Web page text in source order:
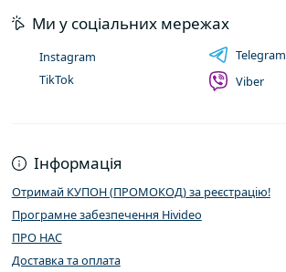
Інформація
Отримай КУПОН (ПРОМОКОД) за реєстрацію!
Програмне забезпечення Hivideo
ПРО НАС
Доставка та оплата
Ми у соціальних мережах
Instagram
TikTok
Telegram
Viber